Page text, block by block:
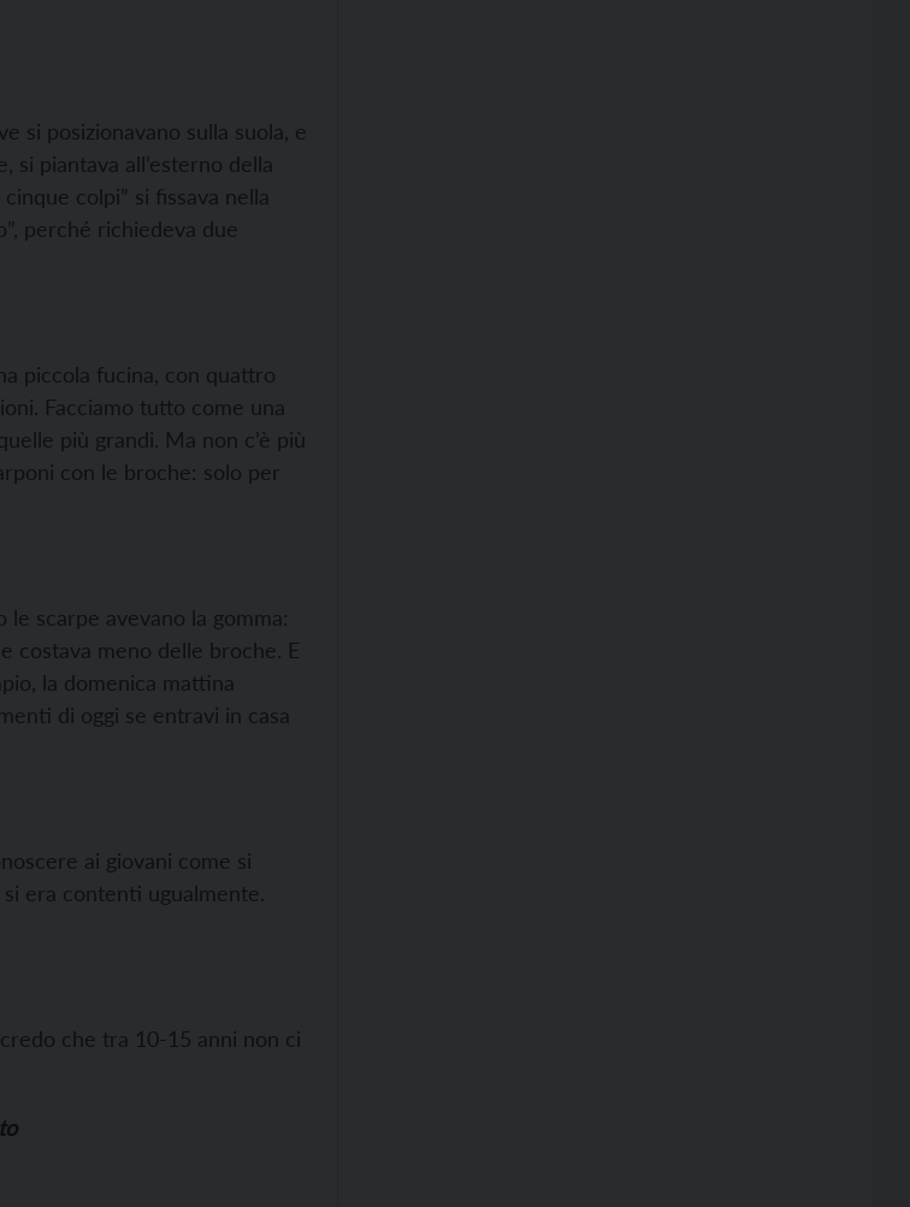
si posizionavano sulla suola, e
si piantava all’esterno della
colpi” si fissava nella
perché richiedeva due
piccola fucina, con quattro
Facciamo tutto come una
più grandi. Ma non c’è più
con le broche: solo per
scarpe avevano la gomma:
costava meno delle broche. E
la domenica mattina
di oggi se entravi in casa
ai giovani come si
era contenti ugualmente.
che tra 10-15 anni non ci